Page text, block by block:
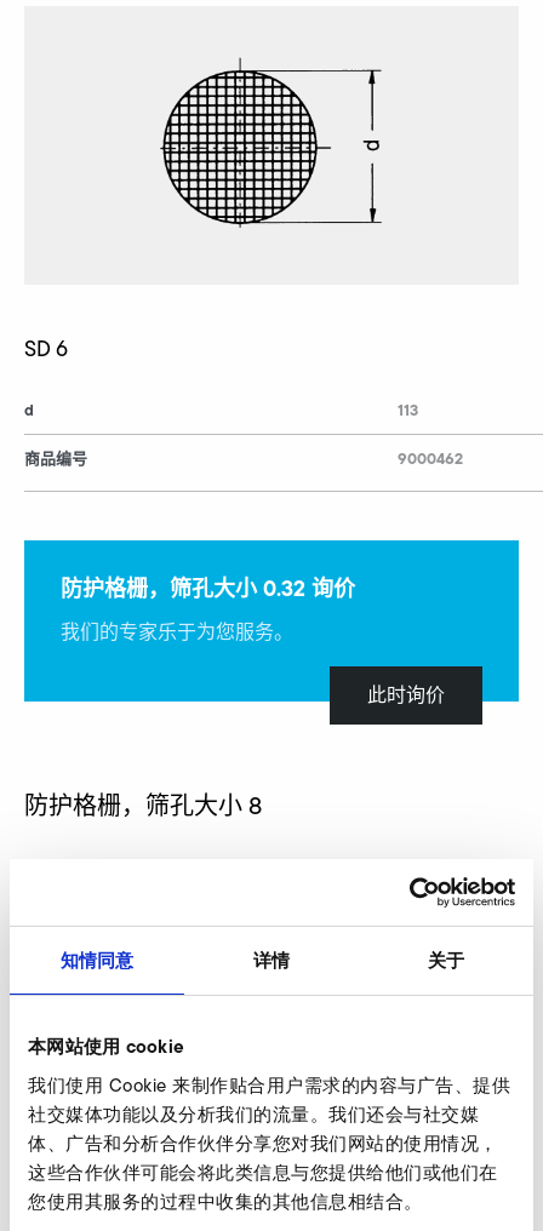
知情同意 详情 关于
本网站使用 cookie
我们使用 Cookie 来制作贴合用户需求的内容与广告、提供
社交媒体功能以及分析我们的流量。我们还会与社交媒
体、广告和分析合作伙伴分享您对我们网站的使用情况，
这些合作伙伴可能会将此类信息与您提供给他们或他们在
您使用其服务的过程中收集的其他信息相结合。
SD 6
d
商品编号
113
9000462
防护格栅，筛孔大小 0.32 询价
我们的专家乐于为您服务。
此时询价
防护格栅，筛孔大小 8
SD 6